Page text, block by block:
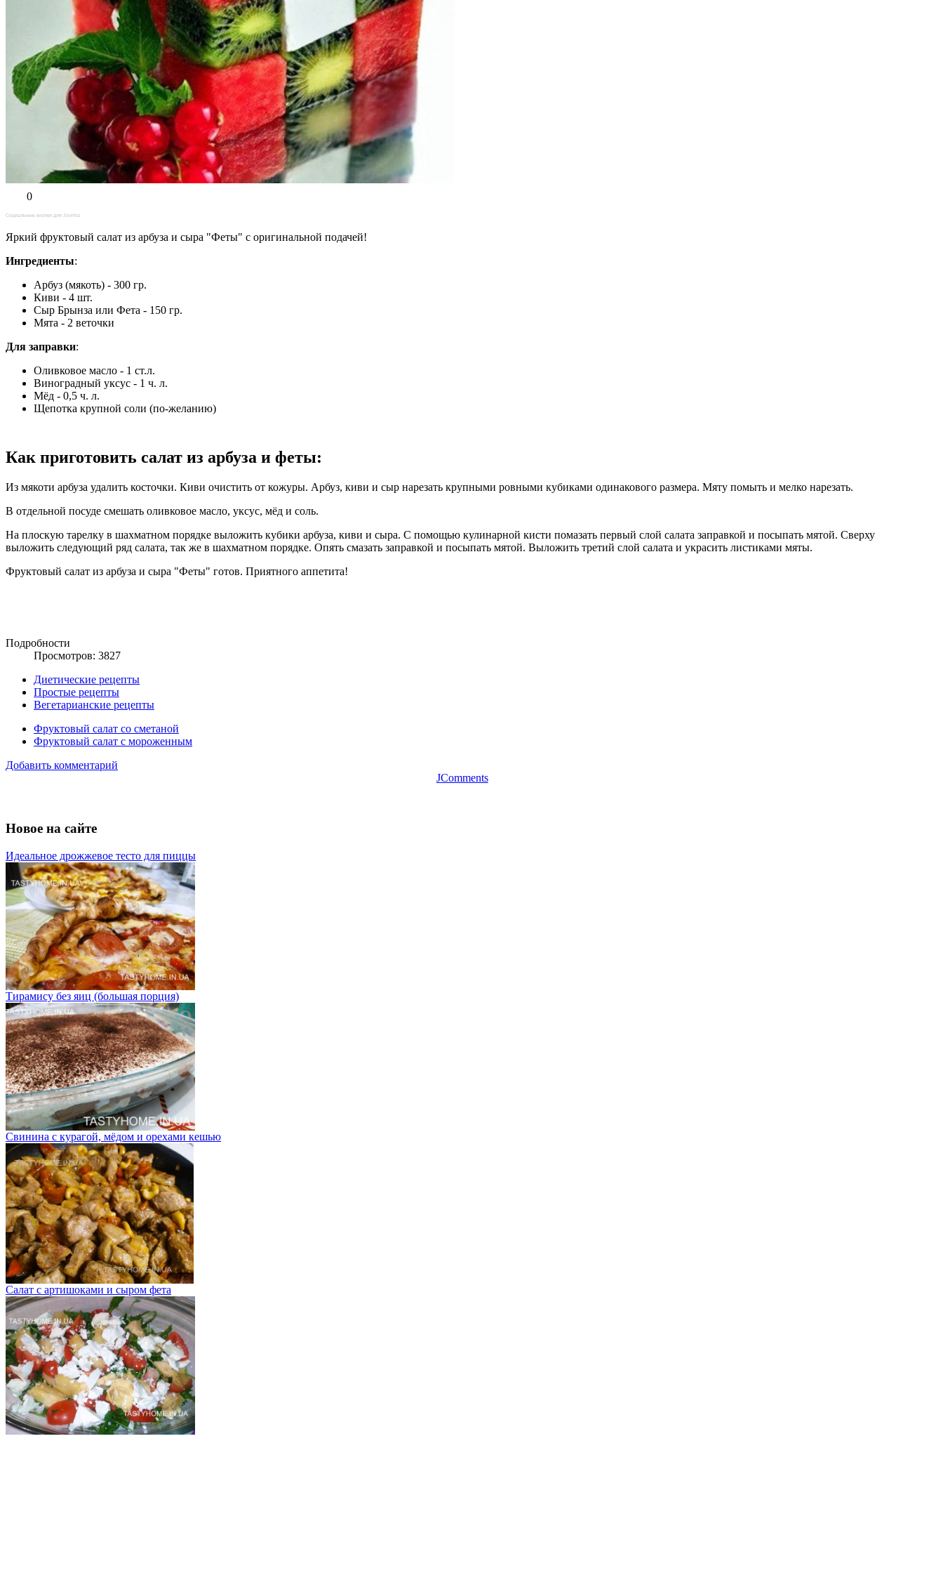
0
Социальные кнопки для Joomla
Яркий фруктовый салат из арбуза и сыра "Феты" с оригинальной подачей!
Ингредиенты:
Арбуз (мякоть) - 300 гр.
Киви - 4 шт.
Сыр Брынза или Фета - 150 гр.
Мята - 2 веточки
Для заправки:
Оливковое масло - 1 ст.л.
Виноградный уксус - 1 ч. л.
Мёд - 0,5 ч. л.
Щепотка крупной соли (по-желанию)
Как приготовить салат из арбуза и феты:
Из мякоти арбуза удалить косточки. Киви очистить от кожуры. Арбуз, киви и сыр нарезать крупными ровными кубиками одинакового размера. Мяту помыть и мелко нарезать.
В отдельной посуде смешать оливковое масло, уксус, мёд и соль.
На плоскую тарелку в шахматном порядке выложить кубики арбуза, киви и сыра. С помощью кулинарной кисти помазать первый слой салата заправкой и посыпать мятой. Сверху
выложить следующий ряд салата, так же в шахматном порядке. Опять смазать заправкой и посыпать мятой. Выложить третий слой салата и украсить листиками мяты.
Фруктовый салат из арбуза и сыра "Феты" готов. Приятного аппетита!
Подробности
Просмотров: 3827
Диетические рецепты
Простые рецепты
Вегетарианские рецепты
Фруктовый салат со сметаной
Фруктовый салат с мороженным
Добавить комментарий
JComments
Новое на сайте
Идеальное дрожжевое тесто для пиццы
Тирамису без яиц (большая порция)
Свинина с курагой, мёдом и орехами кешью
Салат с артишоками и сыром фета